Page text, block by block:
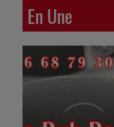
En Une